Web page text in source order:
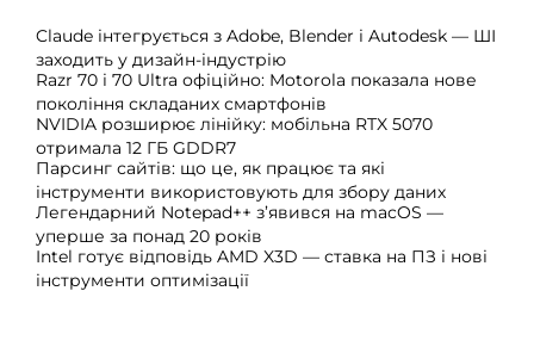
Claude інтегрується з Adobe, Blender і Autodesk — ШІ
заходить у дизайн-індустрію
Razr 70 і 70 Ultra офіційно: Motorola показала нове
покоління складаних смартфонів
NVIDIA розширює лінійку: мобільна RTX 5070
отримала 12 ГБ GDDR7
Парсинг сайтів: що це, як працює та які
інструменти використовують для збору даних
Легендарний Notepad++ з’явився на macOS —
уперше за понад 20 років
Intel готує відповідь AMD X3D — ставка на ПЗ і нові
інструменти оптимізації